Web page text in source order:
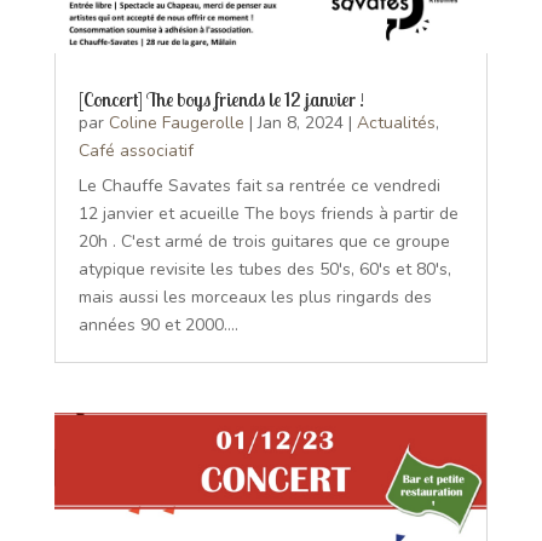
[Concert] The boys friends le 12 janvier !
par Coline Faugerolle |Jan 8, 2024| Actualités,
Café associatif
Le Chauffe Savates fait sa rentrée ce vendredi
12 janvier et acueille The boys friends à partir de
20h . C'est armé de trois guitares que ce groupe
atypique revisite les tubes des 50's, 60's et 80's,
mais aussi les morceaux les plus ringards des
années 90 et 2000....